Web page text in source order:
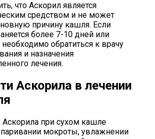
что Аскорил является
средством и не может
причину кашля. Если
более 7-10 дней или
необходимо обратиться к врачу
и назначения
лечения.
Аскорила в лечении
Аскорила при сухом кашле
мокроты, увлажнении